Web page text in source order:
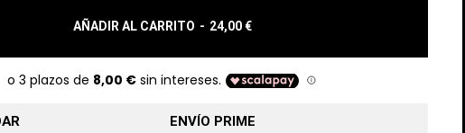
AÑADIR AL CARRITO - 24,00 €
ENVÍO PRIME